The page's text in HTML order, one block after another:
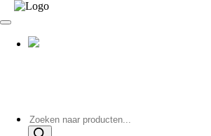
Producten
zoeken